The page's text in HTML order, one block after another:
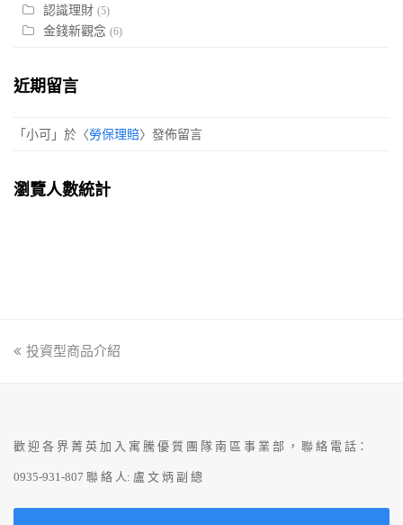
認識理財 (5)
金錢新觀念 (6)
近期留言
「 小可 」於〈勞保理賠〉發佈留言
瀏覽人數統計
previous
投資型商品介紹
歡 迎 各 界 菁 英 加 入 寓 騰 優 質 團 隊 南 區 事 業 部 ， 聯 絡 電 話：
0935-931-807 聯 絡 人: 盧 文 炳 副 總